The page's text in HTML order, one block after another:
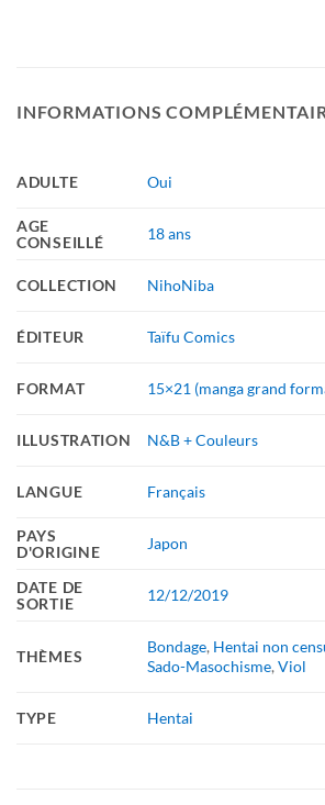
INFORMATIONS
ADULTE Oui
AGE
CONSEILLÉ
18 ans
COLLECTION NihoNiba
ÉDITEUR Taïfu Comics
FORMAT 15×21 (manga grand
ILLUSTRATION N&B + Couleurs
LANGUE Français
PAYS
D'ORIGINE
Japon
DATE DE
SORTIE
12/12/2019
THÈMES
Bondage, Hentai non
Sado-Masochisme,Viol
TYPE Hentai